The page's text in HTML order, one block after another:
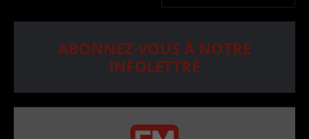
ABONNEZ-VOUS À NOTRE
INFOLETTRE